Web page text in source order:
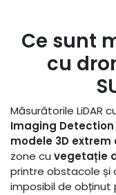
Ce sunt
cu
Măsurătorile LiDAR
Imaging
modele 3D
zone cu vegetație
printre obstacole și
imposibil de